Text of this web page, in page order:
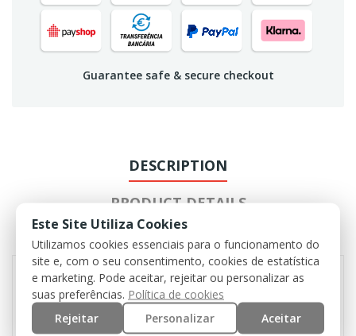
Guarantee safe & secure checkout
DESCRIPTION
PRODUCT DETAILS
REVIEWS
Broad hatband with loops
4 screened side vents
Este Site Utiliza Cookies
Utilizamos cookies essenciais para o funcionamento do
site e, com o seu consentimento, cookies de estatística
e marketing. Pode aceitar, rejeitar ou personalizar as
suas preferências. Política de cookies
Rejeitar
Personalizar Aceitar